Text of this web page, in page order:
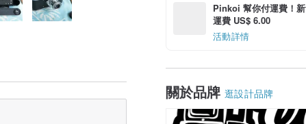
Pinkoi 幫你付運費！
運費 US$ 6.00
活動詳情
關於品牌 逛設計品牌